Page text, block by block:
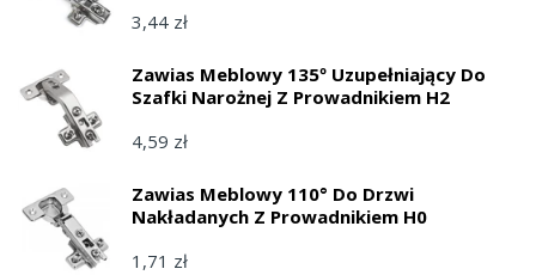
3,44 zł
Zawias Meblowy 135º Uzupełniający Do
Szafki Narożnej Z Prowadnikiem H2
4,59 zł
Zawias Meblowy 110° Do Drzwi
Nakładanych Z Prowadnikiem H0
1,71 zł